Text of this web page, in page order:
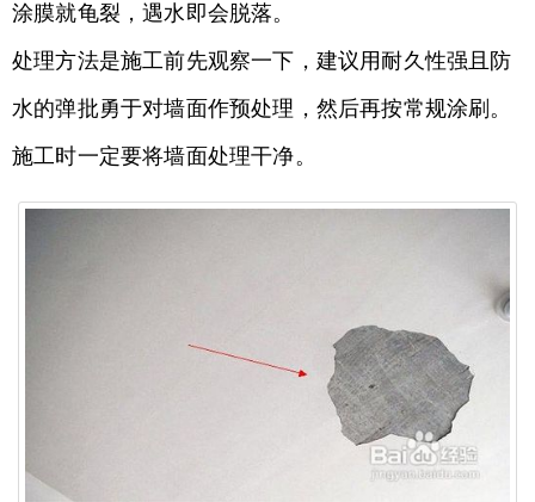
涂膜就龟裂，遇水即会脱落。
处理方法是施工前先观察一下，建议用耐久性强且防
水的弹批勇于对墙面作预处理，然后再按常规涂刷。
施工时一定要将墙面处理干净。